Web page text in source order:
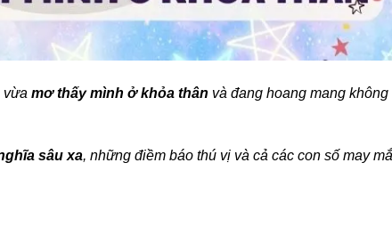
vừa mơ thấy mình ở khỏa thân và đang hoang mang không
sâu xa, những điềm báo thú vị và cả các con số may